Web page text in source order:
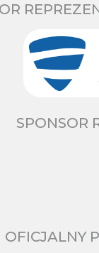
SPONSOR
OFICJALNY